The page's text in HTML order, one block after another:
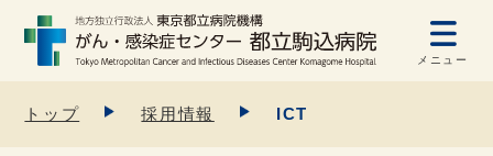
メニュー
トップ 採用情報 ICT